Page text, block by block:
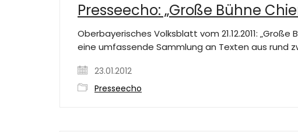
Presseecho: „Große Bühne
Oberbayerisches Volksblatt vom 21.12.2011:
eine umfassende Sammlung an Texten aus rund
23.01.2012
Presseecho